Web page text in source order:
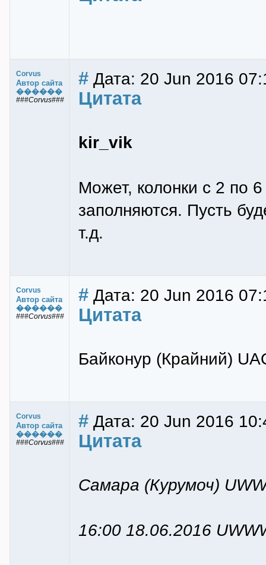
Corvus
Автор сайта
������
###Corvus###
# Дата: 20 Jun 2016
Цитата
kir_vik
Может, колонки с 2 по
заполняются. Пусть
т.д.
Corvus
Автор сайта
������
###Corvus###
# Дата: 20 Jun 2016
Цитата
Байконур (Крайний)
Corvus
Автор сайта
������
###Corvus###
# Дата: 20 Jun 2016
Цитата
Самара (Курумоч)
16:00 18.06.2016